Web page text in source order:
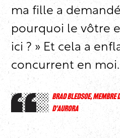
ma fille a demandé
pourquoi le vôtre
ici ? » Et cela a
concurrent en moi.
BRAD BLEDSOE, MEMBRE
D’AURORA